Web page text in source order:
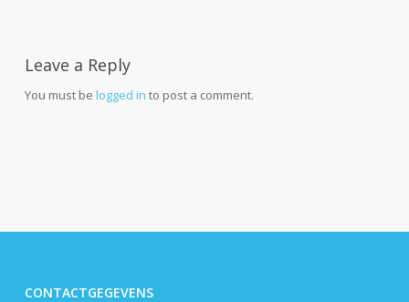
Leave a Reply
You must be logged in to post a comment.
CONTACTGEGEVENS